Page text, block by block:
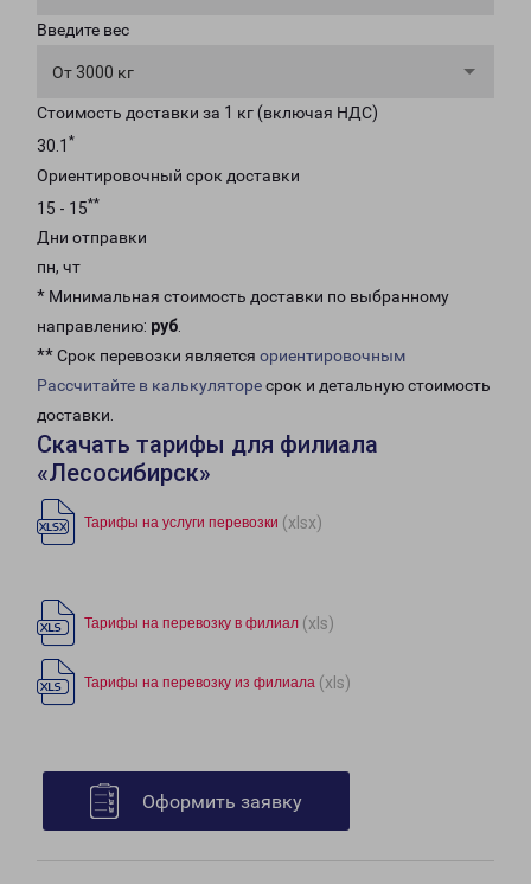
Введите вес
От 3000 кг
Стоимость доставки за 1 кг (включая НДС)
30.1 *
Ориентировочный срок доставки
15 - 15**
Дни отправки
пн, чт
* Минимальная стоимость доставки по выбранному
направлению: руб.
** Срок перевозки является ориентировочным
Рассчитайте в калькуляторесрок и детальную стоимость
доставки.
Скачать тарифы для филиала
«Лесосибирск»
Тарифы на услуги перевозки (xlsx)
Тарифы на перевозку в филиал (xls)
Тарифы на перевозку из филиала (xls)
Оформить заявку